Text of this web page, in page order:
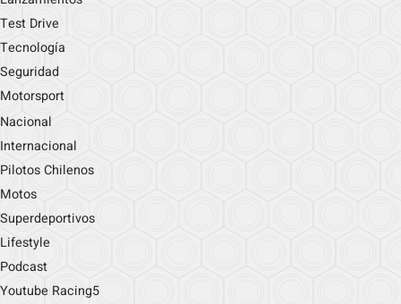
Test Drive
Tecnología
Seguridad
Motorsport
Nacional
Internacional
Pilotos Chilenos
Motos
Superdeportivos
Lifestyle
Podcast
Youtube Racing5